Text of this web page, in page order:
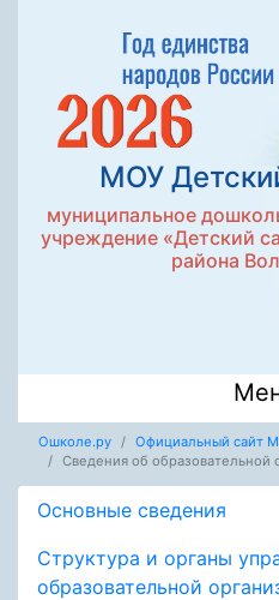
МОУ
муниципальное
учреждение «Детский
района
Ошколе.ру
Официальный сайт
Сведения об образовательной
Основные сведения
Структура и органы
образовательной